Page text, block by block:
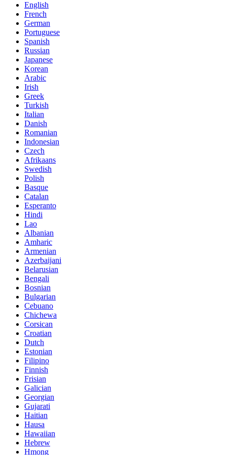
English
French
German
Portuguese
Spanish
Russian
Japanese
Korean
Arabic
Irish
Greek
Turkish
Italian
Danish
Romanian
Indonesian
Czech
Afrikaans
Swedish
Polish
Basque
Catalan
Esperanto
Hindi
Lao
Albanian
Amharic
Armenian
Azerbaijani
Belarusian
Bengali
Bosnian
Bulgarian
Cebuano
Chichewa
Corsican
Croatian
Dutch
Estonian
Filipino
Finnish
Frisian
Galician
Georgian
Gujarati
Haitian
Hausa
Hawaiian
Hebrew
Hmong